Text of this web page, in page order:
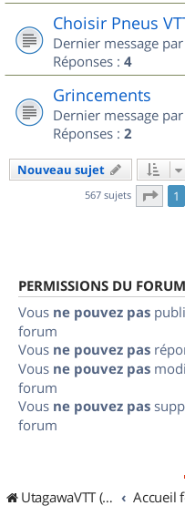
Choisir Pneus
Dernier message par
Réponses : 4
Grincements
Dernier message par
Réponses : 2
Nouveau sujet
567 sujets Page
1
PERMISSIONS DU FORUM
Vous ne pouvez pas
forum
Vous ne pouvez pas
Vous ne pouvez pas
forum
Vous ne pouvez pas
forum
UtagawaVTT (Randos VTT et VTTAE avec traces GPS) Accueil